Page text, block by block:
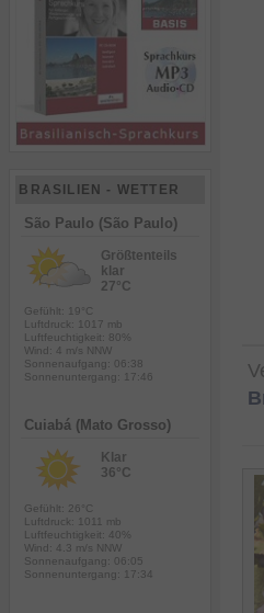
BRASILIEN - WETTER
São Paulo (São Paulo)
Größtenteils
klar
27°C
Gefühlt: 19°C
Luftdruck: 1017 mb
Luftfeuchtigkeit: 80%
Wind: 4 m/s NNW
Sonnenaufgang: 06:38
Sonnenuntergang: 17:46
Cuiabá (Mato Grosso)
Klar
36°C
Gefühlt: 26°C
Luftdruck: 1011 mb
Luftfeuchtigkeit: 40%
Wind: 4.3 m/s NNW
Sonnenaufgang: 06:05
Sonnenuntergang: 17:34